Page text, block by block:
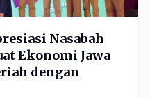
Nasabah
Ekonomi Jawa
dengan